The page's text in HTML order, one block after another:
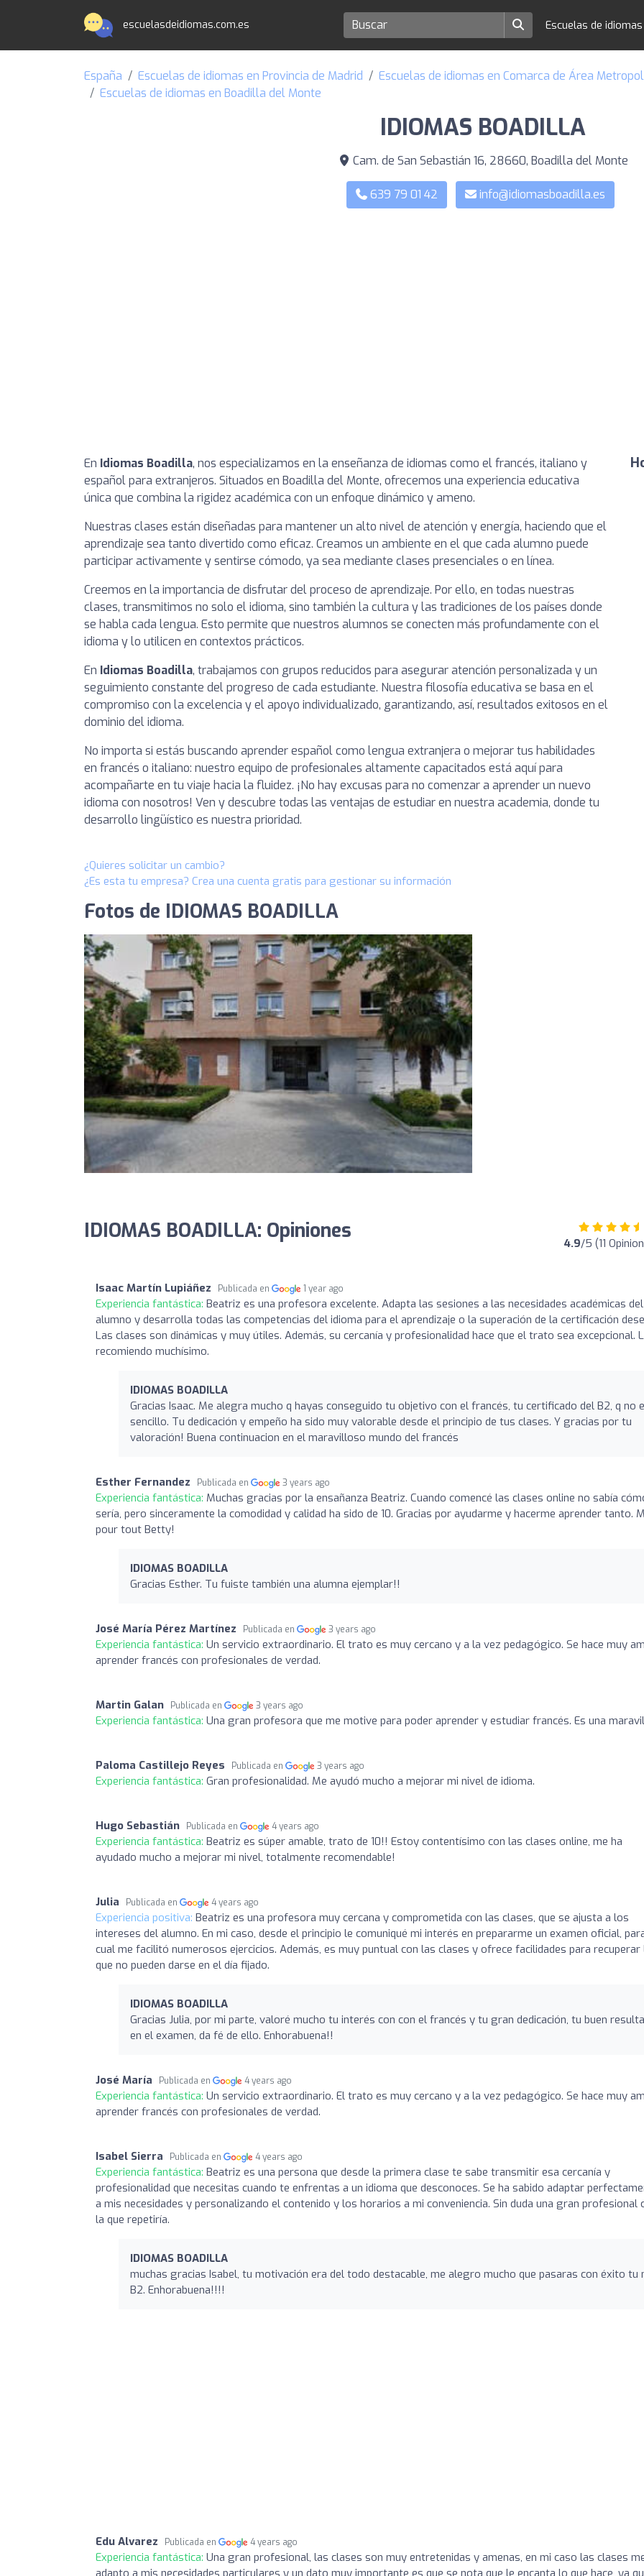
escuelasdeidiomas.com.es Escuelas de
España Escuelas de idiomas en Provincia de Madrid
Escuelas de idiomas en Comarca de Área
Escuelas de idiomas en Boadilla del Monte
IDIOMAS BOADILLA
Cam. de San Sebastián 16, 28660, Boadilla del Monte
639 79 01 42 info@idiomasboadilla.es
En Idiomas Boadilla, nos especializamos en la enseñanza de idiomas como el francés, italiano y
español para extranjeros. Situados en Boadilla del Monte, ofrecemos una experiencia educativa
única que combina la rigidez académica con un enfoque dinámico y ameno.
Nuestras clases están diseñadas para mantener un alto nivel de atención y energía, haciendo que el
aprendizaje sea tanto divertido como eficaz. Creamos un ambiente en el que cada alumno puede
participar activamente y sentirse cómodo, ya sea mediante clases presenciales o en línea.
Creemos en la importancia de disfrutar del proceso de aprendizaje. Por ello, en todas nuestras
clases, transmitimos no solo el idioma, sino también la cultura y las tradiciones de los países donde
se habla cada lengua. Esto permite que nuestros alumnos se conecten más profundamente con el
idioma y lo utilicen en contextos prácticos.
En Idiomas Boadilla, trabajamos con grupos reducidos para asegurar atención personalizada y un
seguimiento constante del progreso de cada estudiante. Nuestra filosofía educativa se basa en el
compromiso con la excelencia y el apoyo individualizado, garantizando, así, resultados exitosos en el
dominio del idioma.
No importa si estás buscando aprender español como lengua extranjera o mejorar tus habilidades
en francés o italiano: nuestro equipo de profesionales altamente capacitados está aquí para
acompañarte en tu viaje hacia la fluidez. ¡No hay excusas para no comenzar a aprender un nuevo
idioma con nosotros! Ven y descubre todas las ventajas de estudiar en nuestra academia, donde tu
desarrollo lingüístico es nuestra prioridad.
¿Quieres solicitar un cambio?
¿Es esta tu empresa? Crea una cuenta gratis para gestionar su información
Fotos de IDIOMAS BOADILLA
IDIOMAS BOADILLA: Opiniones 4.9/5 (11
Isaac Martín Lupiáñez Publicada en 1 year ago
Experiencia fantástica: Beatriz es una profesora excelente. Adapta las sesiones a las necesidades académicas del
alumno y desarrolla todas las competencias del idioma para el aprendizaje o la superación de la certificación
Las clases son dinámicas y muy útiles. Además, su cercanía y profesionalidad hace que el trato sea excepcional.
recomiendo muchísimo.
IDIOMAS BOADILLA
Gracias Isaac. Me alegra mucho q hayas conseguido tu objetivo con el francés, tu certificado del B2, q no
sencillo. Tu dedicación y empeño ha sido muy valorable desde el principio de tus clases. Y gracias por tu
valoración! Buena continuacion en el maravilloso mundo del francés
Esther Fernandez Publicada en 3 years ago
Experiencia fantástica: Muchas gracias por la ensañanza Beatriz. Cuando comencé las clases online no sabía
sería, pero sinceramente la comodidad y calidad ha sido de 10. Gracias por ayudarme y hacerme aprender tanto.
pour tout Betty!
IDIOMAS BOADILLA
Gracias Esther. Tu fuiste también una alumna ejemplar!!
José María Pérez Martínez Publicada en 3 years ago
Experiencia fantástica: Un servicio extraordinario. El trato es muy cercano y a la vez pedagógico. Se hace muy
aprender francés con profesionales de verdad.
Martin Galan Publicada en 3 years ago
Experiencia fantástica: Una gran profesora que me motive para poder aprender y estudiar francés. Es una
Paloma Castillejo Reyes Publicada en 3 years ago
Experiencia fantástica: Gran profesionalidad. Me ayudó mucho a mejorar mi nivel de idioma.
Hugo Sebastián Publicada en 4 years ago
Experiencia fantástica: Beatriz es súper amable, trato de 10!! Estoy contentísimo con las clases online, me ha
ayudado mucho a mejorar mi nivel, totalmente recomendable!
Julia Publicada en 4 years ago
Experiencia positiva: Beatriz es una profesora muy cercana y comprometida con las clases, que se ajusta a los
intereses del alumno. En mi caso, desde el principio le comuniqué mi interés en prepararme un examen oficial,
cual me facilitó numerosos ejercicios. Además, es muy puntual con las clases y ofrece facilidades para recuperar
que no pueden darse en el día fijado.
IDIOMAS BOADILLA
Gracias Julia, por mi parte, valoré mucho tu interés con con el francés y tu gran dedicación, tu buen
en el examen, da fé de ello. Enhorabuena!!
José María Publicada en 4 years ago
Experiencia fantástica: Un servicio extraordinario. El trato es muy cercano y a la vez pedagógico. Se hace muy
aprender francés con profesionales de verdad.
Isabel Sierra Publicada en 4 years ago
Experiencia fantástica: Beatriz es una persona que desde la primera clase te sabe transmitir esa cercanía y
profesionalidad que necesitas cuando te enfrentas a un idioma que desconoces. Se ha sabido adaptar
a mis necesidades y personalizando el contenido y los horarios a mi conveniencia. Sin duda una gran profesional
la que repetiría.
IDIOMAS BOADILLA
muchas gracias Isabel, tu motivación era del todo destacable, me alegro mucho que pasaras con éxito tu
B2. Enhorabuena!!!!
Edu Alvarez Publicada en 4 years ago
Experiencia fantástica: Una gran profesional, las clases son muy entretenidas y amenas, en mi caso las clases
adapto a mis necesidades particulares y un dato muy importante es que se nota que le encanta lo que hace, ya